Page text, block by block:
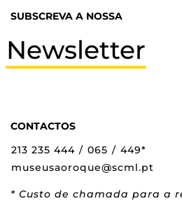
SUBSCREVA A NOSSA
Newsletter
CONTACTOS
213 235 444 / 065 / 449*
museusaoroque@scml.pt
* Custo de chamada para a